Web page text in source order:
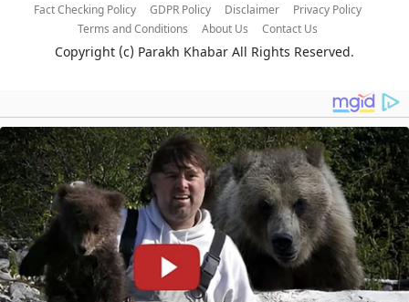
Fact Checking Policy
GDPR Policy Disclaimer
Privacy Policy
Terms and Conditions
About Us Contact Us
Copyright (c) Parakh Khabar All Rights Reserved.